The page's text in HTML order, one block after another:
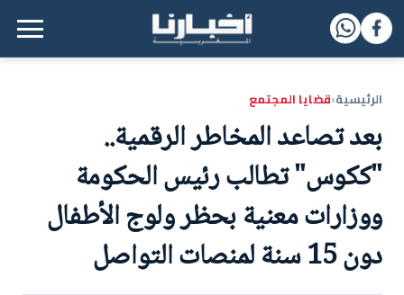
القائمة الرئيسية
الرئيسية‹قضايا المجتمع
بعد تصاعد المخاطر الرقمية..
"ككوس" تطالب رئيس الحكومة
ووزارات معنية بحظر ولوج الأطفال
دون 15 سنة لمنصات التواصل